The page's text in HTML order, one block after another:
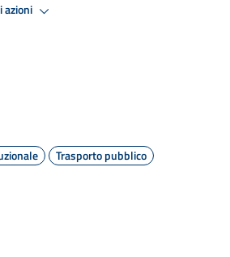
azioni
Trasporto pubblico